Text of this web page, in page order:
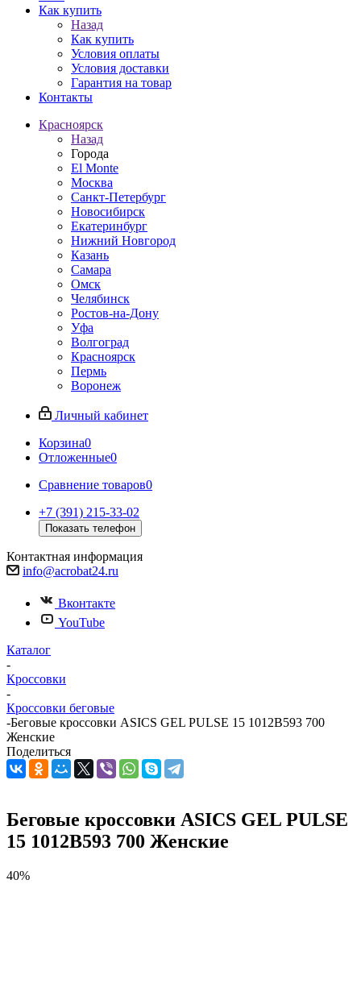
Как купить
Назад
Как купить
Условия оплаты
Условия доставки
Гарантия на товар
Контакты
Красноярск
Назад
Города
El Monte
Москва
Санкт-Петербург
Новосибирск
Екатеринбург
Нижний Новгород
Казань
Самара
Омск
Челябинск
Ростов-на-Дону
Уфа
Волгоград
Красноярск
Пермь
Воронеж
Личный кабинет
Корзина0
Отложенные0
Сравнение товаров0
+7 (391) 215-33-02
Показать телефон
Контактная информация
info@acrobat24.ru
Вконтакте
YouTube
Каталог
-
Кроссовки
-
Кроссовки беговые
-Беговые кроссовки ASICS GEL PULSE 15 1012B593 700
Женские
Поделиться
Беговые кроссовки ASICS GEL PULSE
15 1012B593 700 Женские
40%